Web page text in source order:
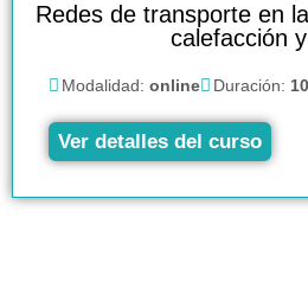
Redes de transporte en
calefacción
Modalidad: online Duración:
Ver detalles del curso